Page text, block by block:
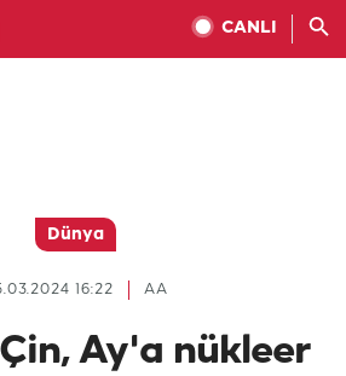
CANLI
Dünya
AA
16:22
Ay'a nükleer